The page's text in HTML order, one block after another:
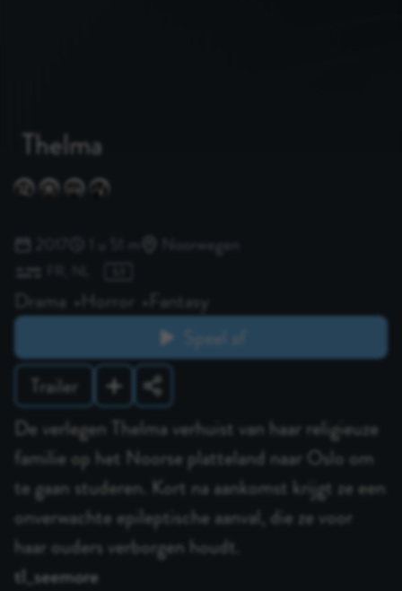
Thelma
De verlegen Thelma verhuist van haar religieuze
familie op het Noorse platteland naar Oslo om
te gaan studeren. Kort na aankomst krijgt ze een
onverwachte epileptische aanval, die ze voor
haar ouders verborgen houdt.
tl_seemore
Drama
Fantasy
Trailer